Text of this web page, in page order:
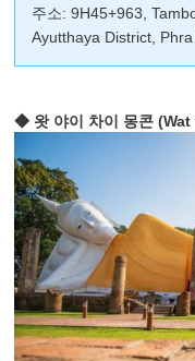
주소: 9H45+963,
Ayutthaya District,
◆ 왓 야이 차이 몽콘